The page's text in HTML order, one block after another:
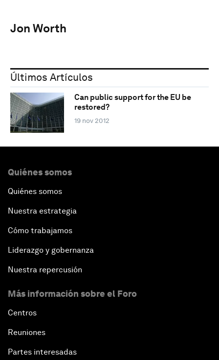
Jon Worth
Últimos Artículos
Can public support for the EU be
restored?
19 nov 2012
Quiénes somos
Quiénes somos
Nuestra estrategia
Cómo trabajamos
Liderazgo y gobernanza
Nuestra repercusión
Más información sobre el Foro
Centros
Reuniones
Partes interesadas